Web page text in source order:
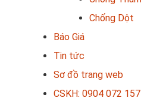
Chống Dột
Báo Giá
Tin tức
Sơ đồ trang web
CSKH: 0904 072 157